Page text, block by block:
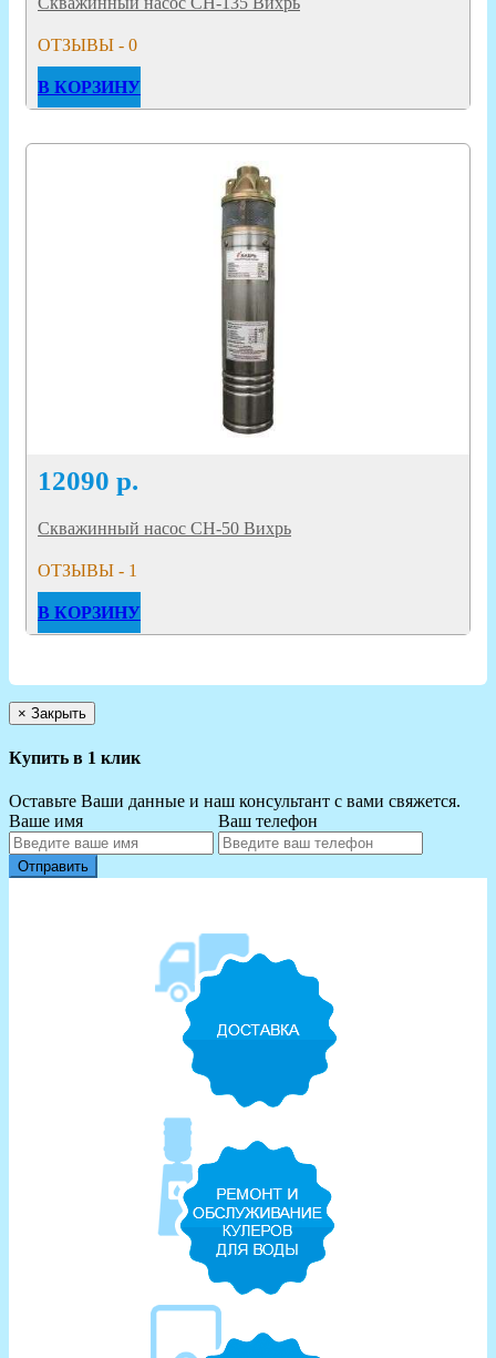
ОТЗЫВЫ - 0
В КОРЗИНУ
12090 р.
Скважинный насос СН-50 Вихрь
ОТЗЫВЫ - 1
В КОРЗИНУ
× Закрыть
Купить в 1 клик
Оставьте Ваши данные и наш консультант с вами свяжется.
Ваше имя
Ваш телефон
Отправить